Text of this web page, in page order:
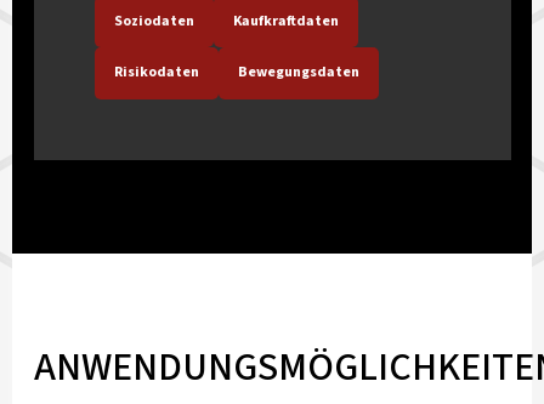
Soziodaten Kaufkraftdaten
Risikodaten Bewegungsdaten